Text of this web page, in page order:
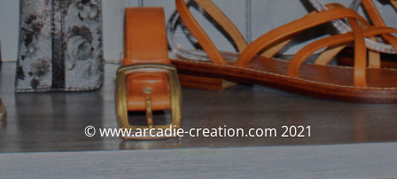
© www.arcadie-creation.com 2021